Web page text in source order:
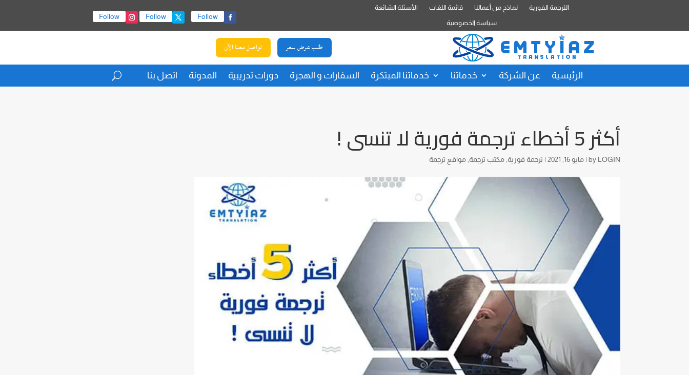
Follow
Follow
Follow
الترجمة الفورية نماذج من أعمالنا قائمة اللغات
الأسئلة الشائعة
سياسة الخصوصية
طلب عرض سعر تواصل معنا الآن
الرئيسية عن الشركة خدماتنا خدماتنا المبتكرة السفارات و الهجرة دورات تدريبية المدونة اتصل بنا
أكثر 5 أخطاء ترجمة فورية لا تنسى !
by LOGIN
|مايو 16, 2021 | ترجمة فورية ,مكتب ترجمة ,مواقع ترجمة